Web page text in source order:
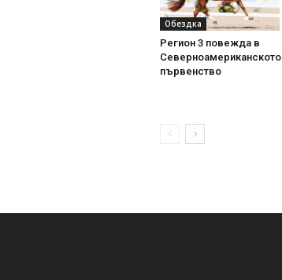
Обездка
Регион 3 повежда в
Северноамериканското
първенство